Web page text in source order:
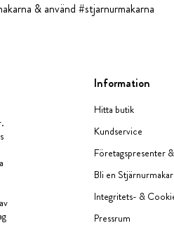
& använd #stjarnurmakarna
Information
Hitta butik
Kundservice
Företagspresenter
Bli en
Integritets- &
Pressrum